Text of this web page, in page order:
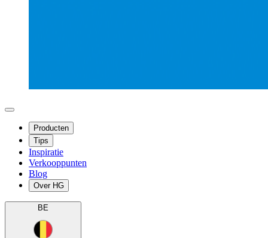
Producten
Tips
Inspiratie
Verkooppunten
Blog
Over HG
BE